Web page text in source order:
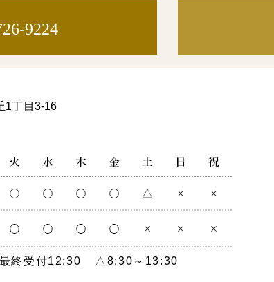
9224
1丁目3-16
終受付12:30 △8:30～13:30